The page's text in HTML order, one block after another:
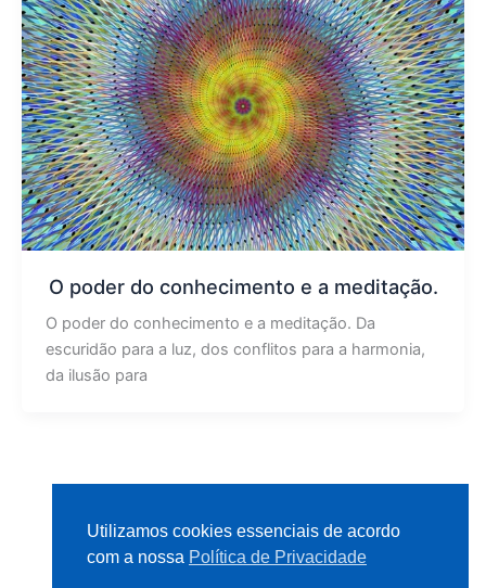
O poder do conhecimento e a meditação.
O poder do conhecimento e a meditação. Da
escuridão para a luz, dos conflitos para a harmonia,
da ilusão para
Utilizamos cookies essenciais de acordo
com a nossa Política de Privacidade